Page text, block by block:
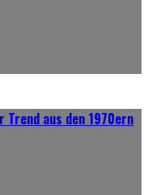
aus den 1970ern